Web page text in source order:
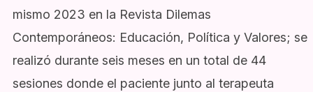
mismo 2023 en la Revista Dilemas
Contemporáneos: Educación, Política y Valores; se
realizó durante seis meses en un total de 44
sesiones donde el paciente junto al terapeuta